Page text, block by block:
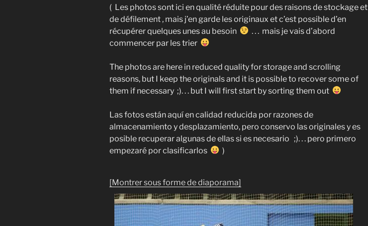
( Les photos sont ici en qualité réduite pour des raisons de stockage et
de défilement , mais j’en garde les originaux et c’est possible d’en
récupérer quelques unes au besoin
. . . mais je vais d’abord
commencer par les trier
The photos are here in reduced quality for storage and scrolling
reasons, but I keep the originals and it is possible to recover some of
them if necessary ;). . . but I will first start by sorting them out
Las fotos están aquí en calidad reducida por razones de
almacenamiento y desplazamiento, pero conservo las originales y es
posible recuperar algunas de ellas si es necesario ;). . . pero primero
empezaré por clasificarlos
)
[Montrer sous forme de diaporama]